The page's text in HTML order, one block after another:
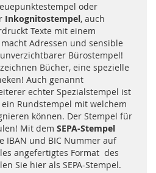
oder
Inkognitostempel, auch
Texte mit einem
Adressen und sensible
Bürostempel!
Bücher, eine spezielle
Auch genannt
echter Spezialstempel ist
ein Rundstempel mit welchem
können. Der Stempel für
Mit dem SEPA-Stempel
IBAN und BIC Nummer auf
angefertigtes Format des
Sie hier als SEPA-Stempel.